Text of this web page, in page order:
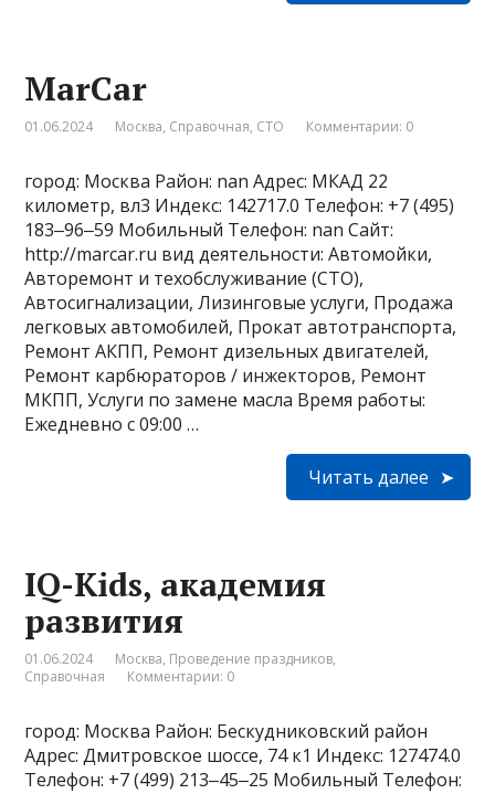
MarCar
01.06.2024 Москва, Справочная, СТО Комментарии: 0
город: Москва Район: nan Адрес: МКАД 22
километр, вл3 Индекс: 142717.0 Телефон: +7 (495)
183‒96‒59 Мобильный Телефон: nan Сайт:
http://marcar.ru вид деятельности: Автомойки,
Авторемонт и техобслуживание (СТО),
Автосигнализации, Лизинговые услуги, Продажа
легковых автомобилей, Прокат автотранспорта,
Ремонт АКПП, Ремонт дизельных двигателей,
Ремонт карбюраторов / инжекторов, Ремонт
МКПП, Услуги по замене масла Время работы:
Ежедневно с 09:00 …
Читать далее
IQ-Kids, академия
развития
01.06.2024 Москва, Проведение праздников,
Справочная
Комментарии: 0
город: Москва Район: Бескудниковский район
Адрес: Дмитровское шоссе, 74 к1 Индекс: 127474.0
Телефон: +7 (499) 213‒45‒25 Мобильный Телефон: